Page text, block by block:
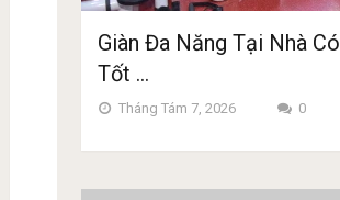
Giàn Đa Năng Tại Nhà Có
Tốt …
Tháng Tám 7, 2026 0